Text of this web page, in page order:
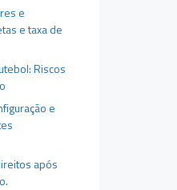
e
e taxa de
Riscos
e
após